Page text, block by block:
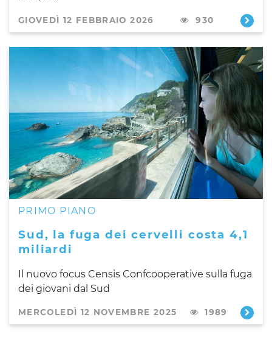
GIOVEDÌ 12 FEBBRAIO 2026 930
PRIMO PIANO
Sud, la fuga dei cervelli costa 4,1
miliardi
Il nuovo focus Censis Confcooperative sulla fuga
dei giovani dal Sud
MERCOLEDÌ 12 NOVEMBRE 2025 1989